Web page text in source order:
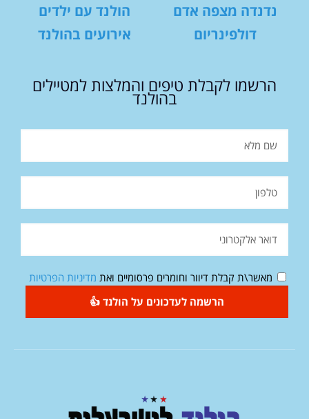
נדנדה מצפה אדם
דולפינריום
הולנד עם ילדים
אירועים בהולנד
הרשמו לקבלת טיפים והמלצות למטיילים
בהולנד
מאשר\ת קבלת דיוור וחומרים פרסומיים ואת מדיניות הפרטיות
הרשמה לעדכונים על הולנד 👍